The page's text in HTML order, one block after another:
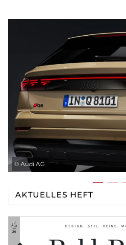
AKTUELLES HEFT
© Audi AG